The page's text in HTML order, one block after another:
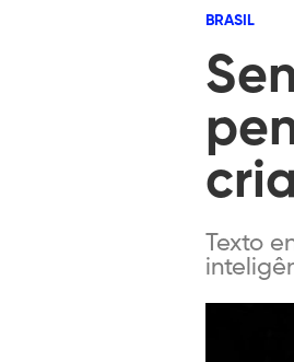
BRASIL
Texto